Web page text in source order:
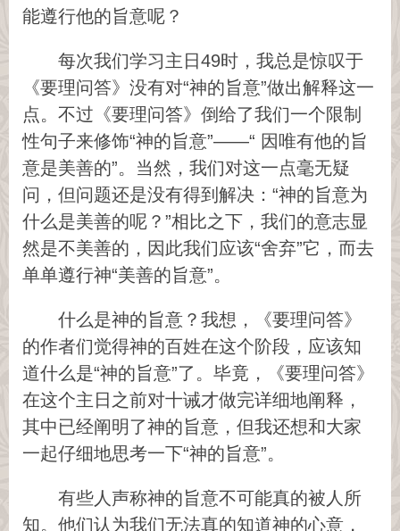
能遵行他的旨意呢？
每次我们学习主日49时，我总是惊叹于
《要理问答》没有对“神的旨意”做出解释这一
点。不过《要理问答》倒给了我们一个限制
性句子来修饰“神的旨意”——“ 因唯有他的旨
意是美善的”。当然，我们对这一点毫无疑
问，但问题还是没有得到解决：“神的旨意为
什么是美善的呢？”相比之下，我们的意志显
然是不美善的，因此我们应该“舍弃”它，而去
单单遵行神“美善的旨意”。
什么是神的旨意？我想，《要理问答》
的作者们觉得神的百姓在这个阶段，应该知
道什么是“神的旨意”了。毕竟，《要理问答》
在这个主日之前对十诫才做完详细地阐释，
其中已经阐明了神的旨意，但我还想和大家
一起仔细地思考一下“神的旨意”。
有些人声称神的旨意不可能真的被人所
知。他们认为我们无法真的知道神的心意，